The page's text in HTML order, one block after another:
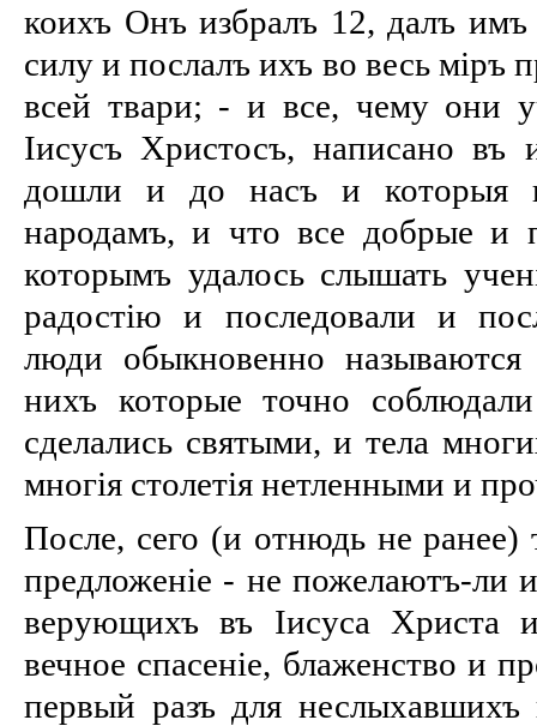
коихъ Онъ избралъ 12, далъ имъ
силу и послалъ ихъ во весь міръ
всей твари; - и все, чему они
Іисусъ Христосъ, написано въ
дошли и до насъ и которыя
народамъ, и что все добрые и
которымъ удалось слышать
радостію и последовали и
люди обыкновенно
нихъ которые точно
сделались святыми, и тела
многія столетія нетленными и
После, сего (и отнюдь не
предложеніе - не пожелаютъ-ли
верующихъ въ Іисуса Христа
вечное спасеніе, блаженство и
первый разъ для неслыхавшихъ